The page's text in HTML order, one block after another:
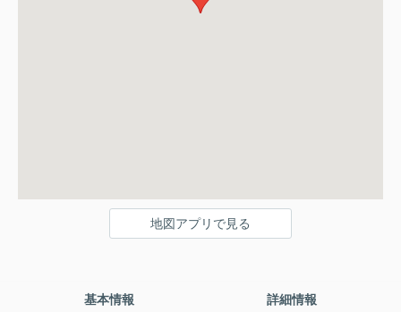
地図アプリで見る
基本情報 詳細情報